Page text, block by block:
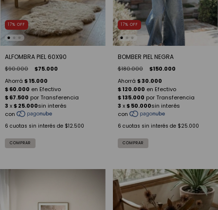
17% OFF
ALFOMBRA PIEL 60X90
$90.000 $75.000
6 cuotas sin interés de $12.500
17% OFF
BOMBER PIEL NEGRA
$180.000 $150.000
6 cuotas sin interés de $25.000